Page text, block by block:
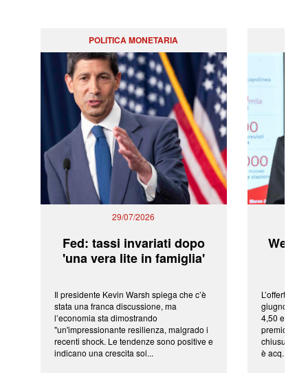
POLITICA MONETARIA
29/07/2026
Fed: tassi invariati dopo
'una vera lite in famiglia'
Il presidente Kevin Warsh spiega che c’è
stata una franca discussione, ma
l’economia sta dimostrando
"un'impressionante resilienza, malgrado i
recenti shock. Le tendenze sono positive e
indicano una crescita sol...
L’offerta
giugno da
4,50 euro
premio di
chiusura
è acq...